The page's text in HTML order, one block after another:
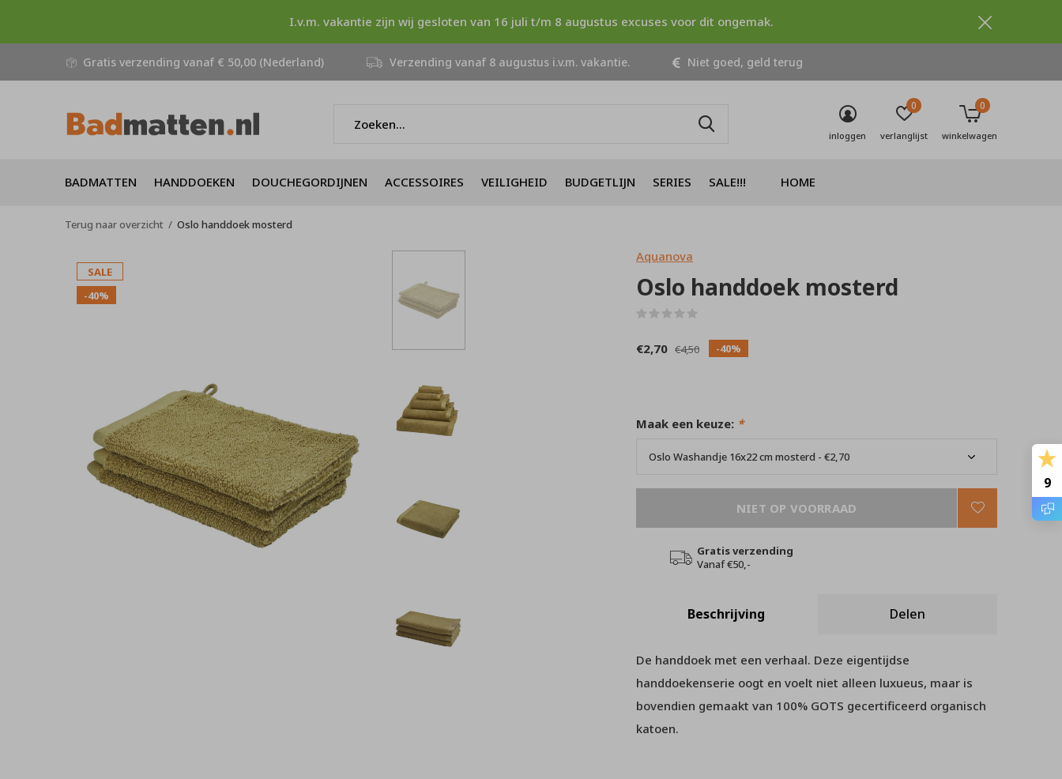
BADMATTEN HANDDOEKEN DOUCHEGORDIJNEN ACCESSOIRES VEILIGHEID BUDGETLIJN SERIES SALE!!! HOME
inloggen verlanglijst
0
winkelwagen
0
Gratis verzending vanaf € 50,00 (Nederland) Verzending vanaf 8 augustus i.v.m. vakantie. Niet goed, geld terug
I.v.m. vakantie zijn wij gesloten van 16 juli t/m 8 augustus excuses voor dit ongemak.
Terug naar overzicht Oslo handdoek mosterd
SALE
-40%
Aquanova
Oslo handdoek mosterd
€2,70 €4,50 -40%
Maak een keuze: *
NIET OP VOORRAAD
Gratis verzending
Vanaf €50,-
Beschrijving Delen
De handdoek met een verhaal. Deze eigentijdse
handdoekenserie oogt en voelt niet alleen luxueus, maar is
bovendien gemaakt van 100% GOTS gecertificeerd organisch
katoen.
9